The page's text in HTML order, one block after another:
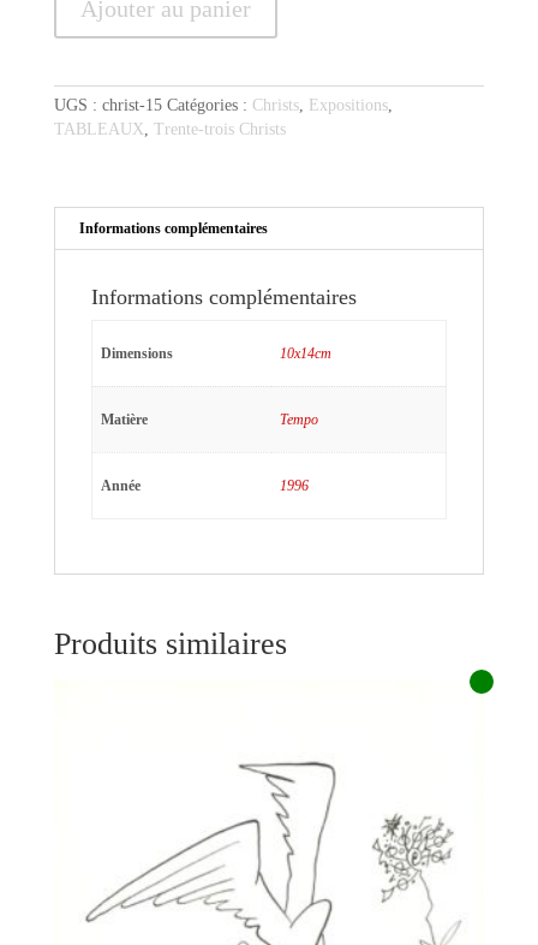
Christ
tempo
4
Ajouter au panier
UGS : christ-15 Catégories : Christs, Expositions,
TABLEAUX, Trente-trois Christs
Informations complémentaires
Informations complémentaires
Dimensions 10x14cm
Matière Tempo
Année 1996
Produits similaires